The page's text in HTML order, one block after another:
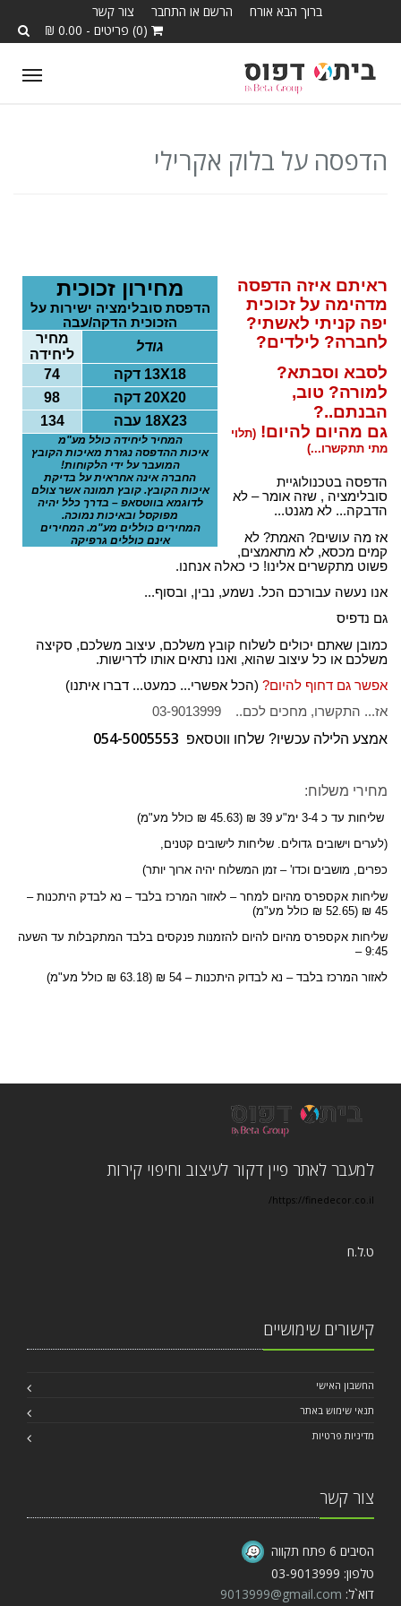
ברוך הבא אורח הרשם או התחבר
צור קשר
(0) פריטים - 0.00 ₪
T
v
i
a
t
i
o
הדפסה על בלוק אקרילי
מחירון זכוכית
הדפסת סובלימציה ישירות על
הזכוכיתהדקה/עבה
גודל
מחיר
ליחידה
13X18 דקה
74
20X20 דקה
98
18X23 עבה 134
המחיר ליחידה כולל מע"מ
איכות ההדפסה נגזרת מאיכות הקובץ
המועבר על ידי הלקוחות!
החברה אינה אחראית על בדיקת
איכות הקובץ. קובץ תמונה אשר צולם
לדוגמא בווטסאפ – בדרך כלל יהיה
מפוקסל ובאיכות נמוכה.
המחירים כוללים מע"מ. המחירים
אינם כוללים גרפיקה
ראיתם איזה הדפסה
מדהימה על זכוכית
יפה קניתי לאשתי?
לחברה? לילדים?
לסבא וסבתא?
למורה? טוב,
הבנתם..?
גם מהיום להיום! (תלוי
מתי תתקשרו...)
הדפסה בטכנולוגיית
סובלימציה , שזה אומר – לא
הדבקה... לא מגנט...
אז מה עושים? האמת? לא
קמים מכסא, לא מתאמצים,
פשוט מתקשרים אלינו! כי כאלה אנחנו.
אנו נעשה עבורכם הכל. נשמע, נבין, ובסוף...
גם נדפיס
כמובן שאתם יכולים לשלוח קובץ משלכם, עיצוב משלכם, סקיצה
משלכם או כל עיצוב שהוא, ואנו נתאים אותו לדרישות.
אפשר גם דחוף להיום? (הכל אפשרי... כמעט... דברו איתנו)
אז... התקשרו, מחכים לכם.. 03-9013999
אמצע הלילה עכשיו? שלחו ווטסאפ
מחירי משלוח:
שליחות עד כ 3-4 ימ"ע 39 ₪ (45.63 ₪ כולל מע"מ)
(לערים וישובים גדולים. שליחות לישובים קטנים,
כפרים, מושבים וכדו' – זמן המשלוח יהיה ארוך יותר)
שליחות אקספרס מהיום למחר – לאזור המרכז בלבד – נא לבדק היתכנות –
45 ₪ (52.65 ₪ כולל מע"מ)
שליחות אקספרס מהיום להיום להזמנות פנקסים בלבד המתקבלות עד השעה
9:45 –
לאזור המרכז בלבד – נא לבדוק היתכנות – 54 ₪ (63.18 ₪ כולל מע"מ)
למעבר לאתר פיין דקור לעיצוב וחיפוי קירות
https://finedecor.co.il/
ט.ל.ח
קישורים שימושיים
החשבון האישי
תנאי שימוש באתר
מדיניות פרטיות
צור קשר
הסיבים 6 פתח תקווה
טלפון: 03-9013999
דוא`ל: 9013999@gmail.com